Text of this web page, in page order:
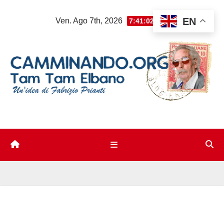
Ven. Ago 7th, 2026 7:41:03 PM EN